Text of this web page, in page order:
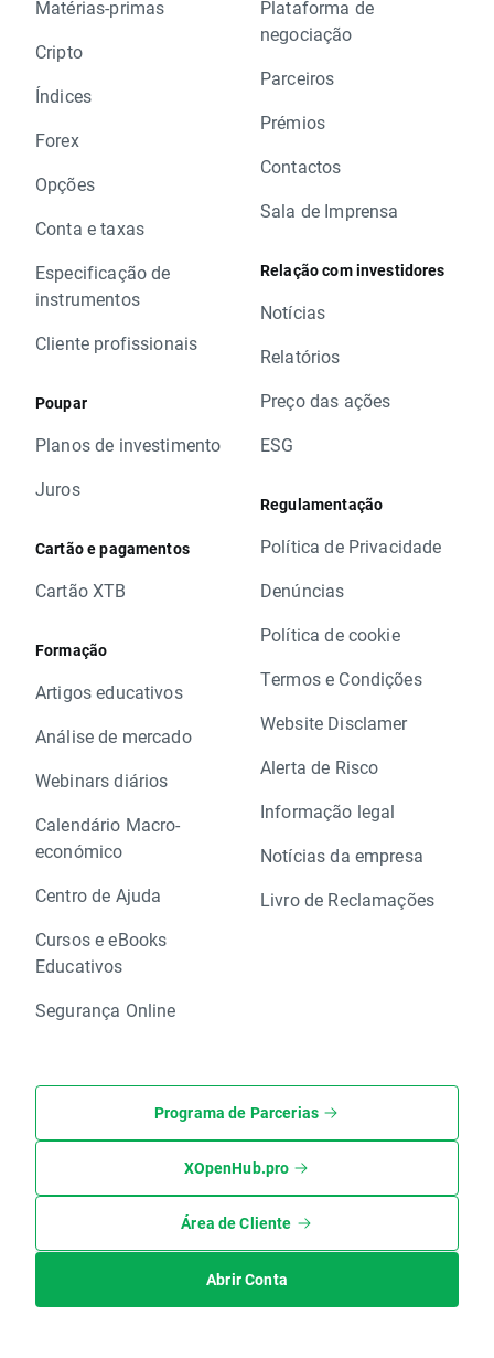
Matérias-primas
Cripto
Índices
Forex
Opções
Conta e taxas
Especificação de
instrumentos
Cliente profissionais
Poupar
Planos de investimento
Juros
Cartão e pagamentos
Cartão XTB
Formação
Artigos educativos
Análise de mercado
Webinars diários
Calendário Macro-
económico
Centro de Ajuda
Cursos e eBooks
Educativos
Segurança Online
Plataforma de
negociação
Parceiros
Prémios
Contactos
Sala de Imprensa
Relação com investidores
Notícias
Relatórios
Preço das ações
ESG
Regulamentação
Política de Privacidade
Denúncias
Política de cookie
Termos e Condições
Website Disclamer
Alerta de Risco
Informação legal
Notícias da empresa
Livro de Reclamações
Programa de Parcerias
XOpenHub.pro
Área de Cliente
Abrir Conta